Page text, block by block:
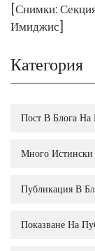
[Снимки:
Имиджис]
Категория
Пост В Блога На
Много
Публикация В
Показване На